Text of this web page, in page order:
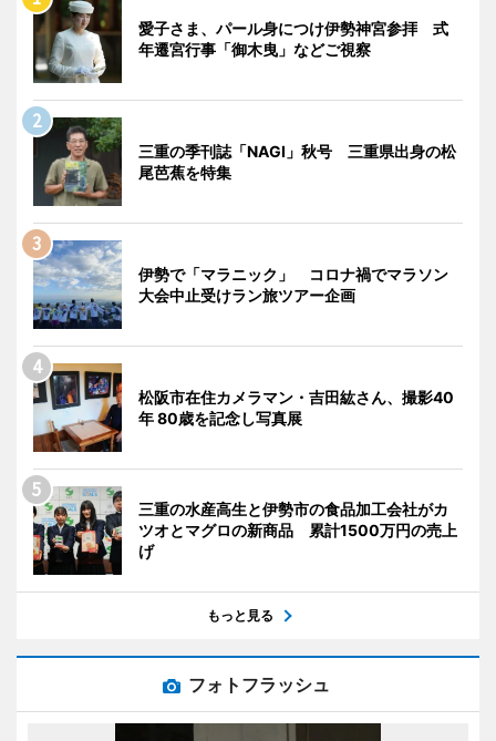
愛子さま、パール身につけ伊勢神宮参拝 式
年遷宮行事「御木曳」などご視察
三重の季刊誌「NAGI」秋号 三重県出身の松
尾芭蕉を特集
伊勢で「マラニック」 コロナ禍でマラソン
大会中止受けラン旅ツアー企画
松阪市在住カメラマン・吉田紘さん、撮影40
年 80歳を記念し写真展
三重の水産高生と伊勢市の食品加工会社がカ
ツオとマグロの新商品 累計1500万円の売上
げ
もっと見る
フォトフラッシュ